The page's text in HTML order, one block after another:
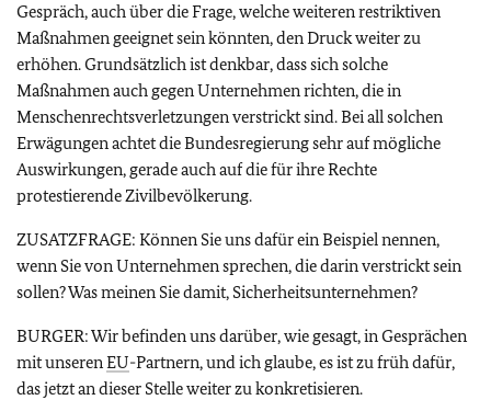
Gespräch, auch über die Frage, welche weiteren restriktiven
Maßnahmen geeignet sein könnten, den Druck weiter zu
erhöhen. Grundsätzlich ist denkbar, dass sich solche
Maßnahmen auch gegen Unternehmen richten, die in
Menschenrechtsverletzungen verstrickt sind. Bei all solchen
Erwägungen achtet die Bundesregierung sehr auf mögliche
Auswirkungen, gerade auch auf die für ihre Rechte
protestierende Zivilbevölkerung.
ZUSATZFRAGE: Können Sie uns dafür ein Beispiel nennen,
wenn Sie von Unternehmen sprechen, die darin verstrickt sein
sollen? Was meinen Sie damit, Sicherheitsunternehmen?
BURGER: Wir befinden uns darüber, wie gesagt, in Gesprächen
mit unserenEU-Partnern, und ich glaube, es ist zu früh dafür,
das jetzt an dieser Stelle weiter zu konkretisieren.